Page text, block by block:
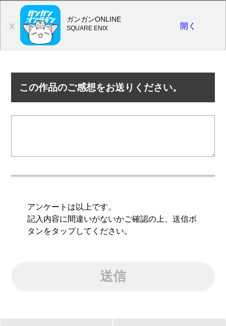
この作品のご感想をお送りください。
アンケートは以上です。
記入内容に間違いがないかご確認の上、送信ボ
タンをタップしてください。
送信
X
ガンガンONLINE
SQUARE ENIX 開く